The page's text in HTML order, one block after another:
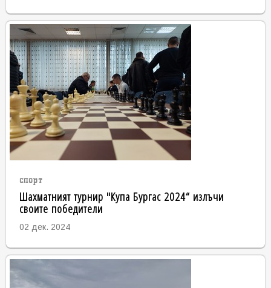
спорт
Шахматният турнир "Купа Бургас 2024“ излъчи
своите победители
02 дек. 2024